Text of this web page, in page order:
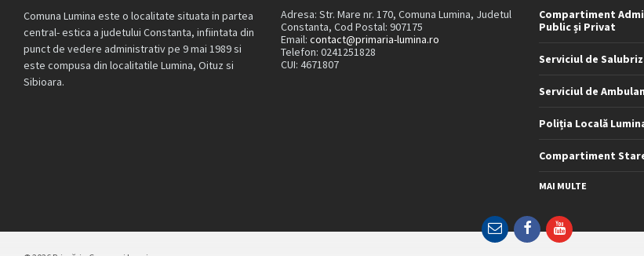
Comuna Lumina este o localitate situata in partea
central- estica a judetului Constanta, infiintata din
punct de vedere administrativ pe 9 mai 1989 si
este compusa din localitatile Lumina, Oituz si
Sibioara.
Adresa: Str. Mare nr. 170, Comuna Lumina, Judetul
Constanta, Cod Postal: 907175
Email:contact@primaria-lumina.ro
Telefon: 0241251828
CUI: 4671807
Compartiment
Public și Privat
Serviciul de
Serviciul de
Poliția Locală
Compartiment
MAI MULTE
EmailFacebookYouTube